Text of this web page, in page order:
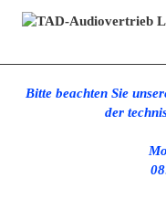
Menü überspringen
Bitte beachten Sie
der